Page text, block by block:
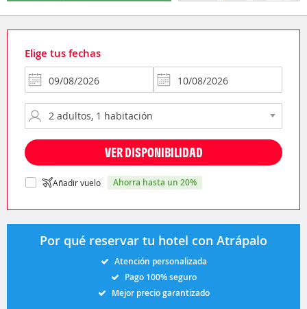
Elige tus fechas
VER DISPONIBILIDAD
Añadir vuelo ahorra hasta un 20%
Por qué reservar tu hotel con Atrápalo
Atención personalizada
Pago 100% seguro
Mejor precio garantizado